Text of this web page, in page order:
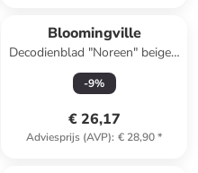
Bloomingville
Decodienblad "Noreen" beige -
Ø 29 cm
-9%
€ 26,17
Adviesprijs (AVP): € 28,90*